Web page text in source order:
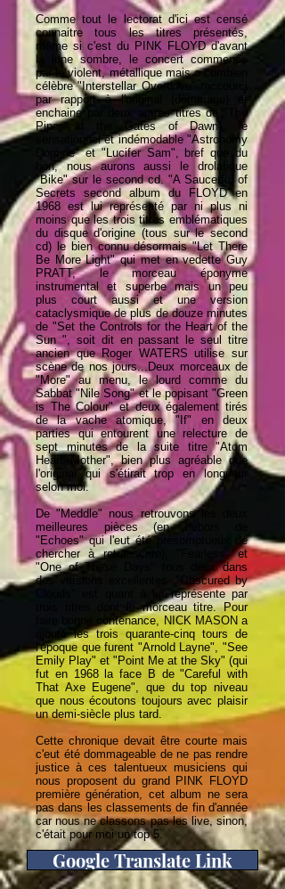
Comme tout le lectorat d'ici est censé
connaitre tous les titres présentés,
même si c'est du PINK FLOYD d'avant
la lune sombre, le concert commence
par le violent, métallique mais o combien
célèbre "Interstellar Overdrive" raccourci
par rapport à l'original (dommage) et
enchaine par deux autres titres de "The
Piper at the Gates of Dawn", le
sensationnel et indémodable "Astronomy
Domine" et "Lucifer Sam", bref que du
bon, nous aurons aussi le drolatique
"Bike" sur le second cd. "A Saucerful of
Secrets second album du FLOYD en
1968 est lui représenté par ni plus ni
moins que les trois titres emblématiques
du disque d'origine (tous sur le second
cd) le bien connu désormais "Let There
Be More Light" qui met en vedette Guy
PRATT, le morceau éponyme
instrumental et superbe mais un peu
plus court aussi et une version
cataclysmique de plus de douze minutes
de "Set the Controls for the Heart of the
Sun ", soit dit en passant le seul titre
ancien que Roger WATERS utilise sur
scène de nos jours...Deux morceaux de
"More" au menu, le lourd comme du
Sabbat "Nile Song" et le popisant "Green
is The Colour" et deux également tirés
de la vache atomique, "If" en deux
parties qui entourent une relecture de
sept minutes de la suite titre "Atom
Heart Mother", bien plus agréable que
l'original qui s'étirait trop en longueur
selon moi.
De "Meddle" nous retrouvons les deux
meilleures pièces (en dehors de
"Echoes" qui l'eut été présomptueux de
chercher à retranscrire), "Fearless" et
"One of These Days" tous deux dans
des versions excellentes. "Obscured by
Clouds" est quant à lui représente par
trois titres dont le morceau titre. Pour
faire bonne contenance, NICK MASON a
ajouté les trois quarante-cinq tours de
l'époque que furent "Arnold Layne", "See
Emily Play" et "Point Me at the Sky" (qui
fut en 1968 la face B de "Careful with
That Axe Eugene", que du top niveau
que nous écoutons toujours avec plaisir
un demi-siècle plus tard.
Cette chronique devait être courte mais
c'eut été dommageable de ne pas rendre
justice à ces talentueux musiciens qui
nous proposent du grand PINK FLOYD
première génération, cet album ne sera
pas dans les classements de fin d'année
car nous ne classons pas les live, sinon,
c'était pour moi un top 5.
Google Translate Link